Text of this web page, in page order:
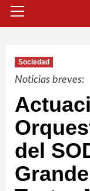
primario
Sociedad
Noticias breves:
del